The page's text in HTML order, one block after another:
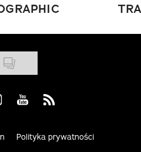
Facebook
us on Instagram
Visit us on Youtube
Visit us on Rss
Polityka prywatności